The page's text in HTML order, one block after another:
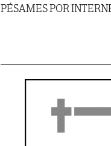
PÉSAMES POR